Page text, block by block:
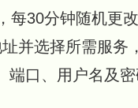
每30分钟随机更
并选择所需服务
端口、用户名及